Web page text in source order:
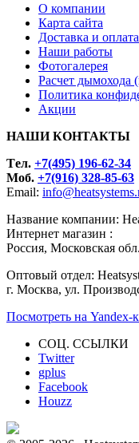
О компании
Карта сайта
Доставка и оплата
Наши работы
Фотогалерея
Расчет дымохода
Политика
Акции
НАШИ КОНТАКТЫ
Tел. +7(495) 196-62-34
Моб. +7(916) 328-85-63
Email:
Название компании:
Интернет магазин :
Россия, Московская
Оптовый отдел:
г. Москва, ул.
Посмотреть на Yandex-
СОЦ. ССЫЛКИ
Twitter
gplus
Facebook
Houzz